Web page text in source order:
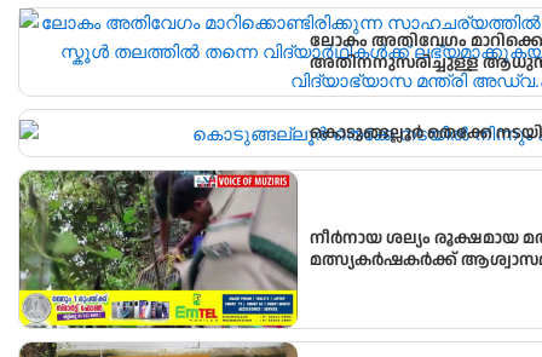
ലോകം അതിവേഗം
അതിനനുസരിച്ചുള്ള
വിദ്യാർഥികൾക്ക്
വിദ്യാഭ്യാസ മന്ത്രി
കൊടുങ്ങല്ലൂർ തെക്കേ
നീർനായ ശല്യം രൂക്ഷമായ
മത്സ്യകർഷകർക്ക്